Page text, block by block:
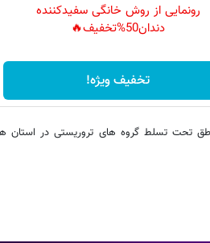
رونمایی از روش خانگی سفیدکننده
دندان50%تخفیف🔥
تخفیف ویژه!
تحت تسلط گروه های تروریستی در استان